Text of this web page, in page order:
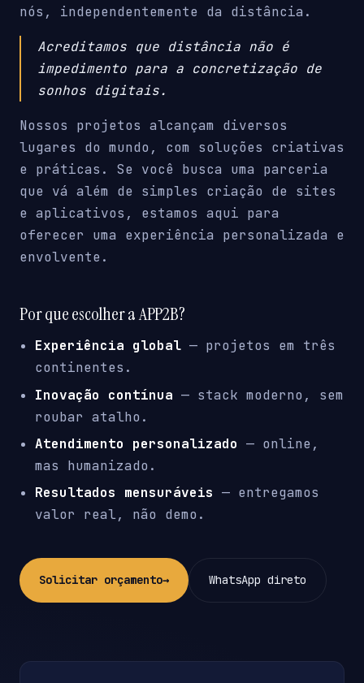
nós, independentemente da distância.
Acreditamos que distância não é
impedimento para a concretização de
sonhos digitais.
Nossos projetos alcançam diversos
lugares do mundo, com soluções criativas
e práticas. Se você busca uma parceria
que vá além de simples criação de sites
e aplicativos, estamos aqui para
oferecer uma experiência personalizada e
envolvente.
Por que escolher a APP2B?
Experiência global — projetos em três
continentes.
Inovação contínua — stack moderno, sem
roubar atalho.
Atendimento personalizado — online,
mas humanizado.
Resultados mensuráveis — entregamos
valor real, não demo.
Solicitar orçamento→ WhatsApp direto